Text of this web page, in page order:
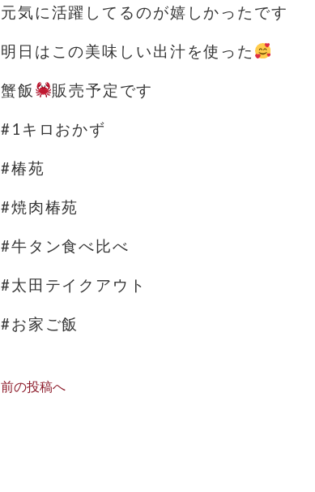
元気に活躍してるのが嬉しかったです
明日はこの美味しい出汁を使った
蟹飯 販売予定です
#1キロおかず
#椿苑
#焼肉椿苑
#牛タン食べ比べ
#太田テイクアウト
#お家ご飯
前の投稿へ